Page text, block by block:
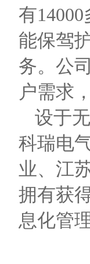
有
能保驾
务。公
户需求
设于
科瑞电
业、江
拥有获
息化管